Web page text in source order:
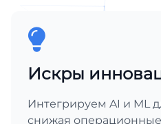
Искры
Интегрируем AI и ML
снижая операционные